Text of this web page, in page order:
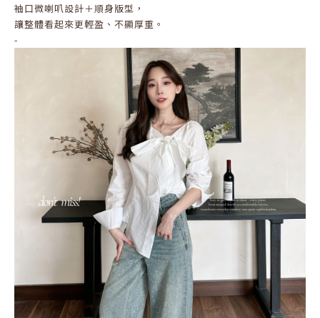
袖口微喇叭設計＋順身版型，
讓整體看起來更輕盈、不顯厚重。
-